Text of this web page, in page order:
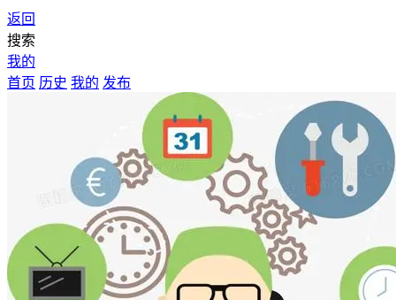
返回
搜索
我的
首页 历史 我的 发布